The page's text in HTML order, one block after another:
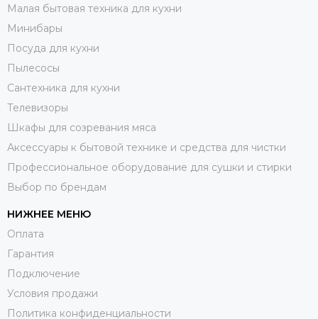
Малая бытовая техника для кухни
Минибары
Посуда для кухни
Пылесосы
Сантехника для кухни
Телевизоры
Шкафы для созревания мяса
Аксессуары к бытовой технике и средства для чистки
Профессиональное оборудование для сушки и стирки
Выбор по брендам
НИЖНЕЕ МЕНЮ
Оплата
Гарантия
Подключение
Условия продажи
Политика конфиденциальности